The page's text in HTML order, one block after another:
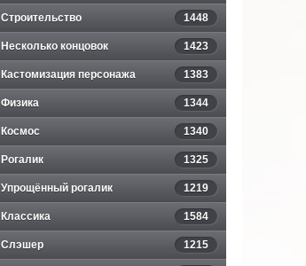
Строительство 1448
Несколько концовок 1423
Кастомизация персонажа 1383
Физика 1344
Космос 1340
Рогалик 1325
Упрощённый рогалик 1219
Классика 1584
Слэшер 1215